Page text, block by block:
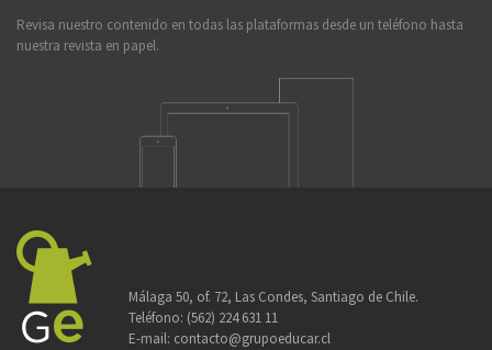
Revisa nuestro contenido en todas las plataformas desde un teléfono hasta
nuestra revista en papel.
Málaga 50, of. 72, Las Condes, Santiago de Chile.
Teléfono: (562) 224 631 11
E-mail: contacto@grupoeducar.cl